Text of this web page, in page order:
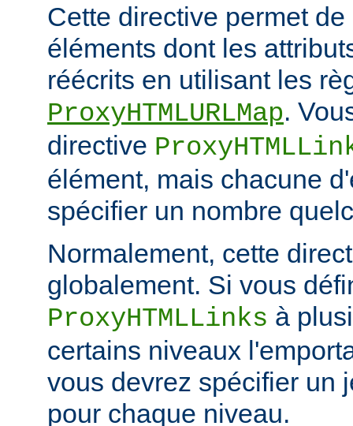
Cette directive permet
éléments dont les
réécrits en utilisant les
ProxyHTMLURLMap.
directive
élément, mais chacune
spécifier un nombre
Normalement, cette
globalement. Si vous
ProxyHTMLLinks à
certains niveaux
vous devrez spécifier un
pour chaque niveau.